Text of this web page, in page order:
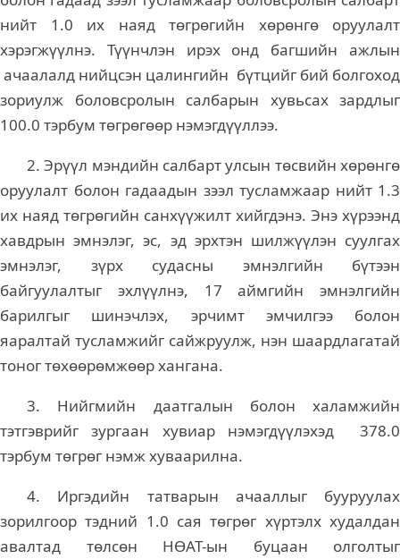
нийт 1.0 их наяд төгрөгийн хөрөнгө оруулалт
хэрэгжүүлнэ. Түүнчлэн ирэх онд багшийн ажлын
ачаалалд нийцсэн цалингийн бүтцийг бий болгоход
зориулж боловсролын салбарын хувьсах зардлыг
100.0 тэрбум төгрөгөөр нэмэгдүүллээ.
2. Эрүүл мэндийн салбарт улсын төсвийн хөрөнгө
оруулалт болон гадаадын зээл тусламжаар нийт 1.3
их наяд төгрөгийн санхүүжилт хийгдэнэ. Энэ хүрээнд
хавдрын эмнэлэг, эс, эд эрхтэн шилжүүлэн суулгах
эмнэлэг, зүрх судасны эмнэлгийн бүтээн
байгуулалтыг эхлүүлнэ, 17 аймгийн эмнэлгийн
барилгыг шинэчлэх, эрчимт эмчилгээ болон
яаралтай тусламжийг сайжруулж, нэн шаардлагатай
тоног төхөөрөмжөөр хангана.
3. Нийгмийн даатгалын болон халамжийн
тэтгэврийг зургаан хувиар нэмэгдүүлэхэд 378.0
тэрбум төгрөг нэмж хуваарилна.
4. Иргэдийн татварын ачааллыг бууруулах
зорилгоор тэдний 1.0 сая төгрөг хүртэлх худалдан
авалтад төлсөн НӨАТ-ын буцаан олголтыг